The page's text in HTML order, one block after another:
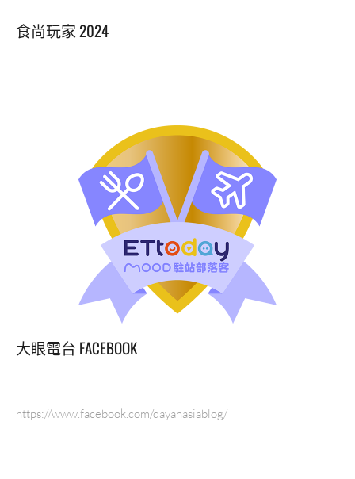
食尚玩家 2024
大眼電台 FACEBOOK
https://www.facebook.com/dayanasiablog/